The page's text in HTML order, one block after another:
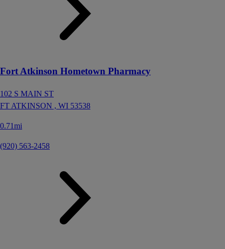
Fort Atkinson Hometown Pharmacy
102 S MAIN ST
FT ATKINSON , WI 53538
0.71mi
(920) 563-2458